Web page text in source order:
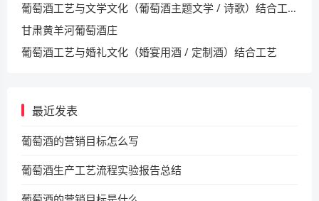
葡萄酒工艺与文学文化（葡萄酒主题文学 / 诗歌）结合工艺
甘肃黄羊河葡萄酒庄
葡萄酒工艺与婚礼文化（婚宴用酒 / 定制酒）结合工艺
最近发表
葡萄酒的营销目标怎么写
葡萄酒生产工艺流程实验报告总结